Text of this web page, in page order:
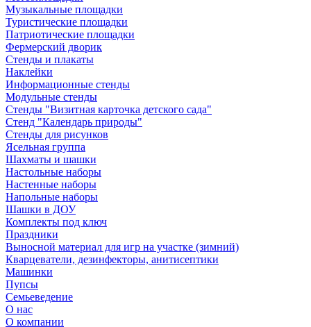
Музыкальные площадки
Туристические площадки
Патриотические площадки
Фермерский дворик
Стенды и плакаты
Наклейки
Информационные стенды
Модульные стенды
Стенды "Визитная карточка детского сада"
Стенд "Календарь природы"
Стенды для рисунков
Ясельная группа
Шахматы и шашки
Настольные наборы
Настенные наборы
Напольные наборы
Шашки в ДОУ
Комплекты под ключ
Праздники
Выносной материал для игр на участке (зимний)
Кварцеватели, дезинфекторы, анитисептики
Машинки
Пупсы
Семьеведение
О нас
О компании